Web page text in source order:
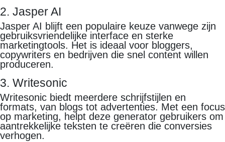
2. Jasper AI
Jasper AI blijft een populaire keuze vanwege zijn
gebruiksvriendelijke interface en sterke
marketingtools. Het is ideaal voor bloggers,
copywriters en bedrijven die snel content willen
produceren.
3. Writesonic
Writesonic biedt meerdere schrijfstijlen en
formats, van blogs tot advertenties. Met een focus
op marketing, helpt deze generator gebruikers om
aantrekkelijke teksten te creëren die conversies
verhogen.